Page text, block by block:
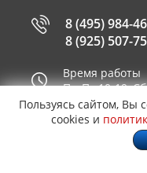
8 (495) 984-
8 (925) 507-
Время работы
Пн-Пт 10-19,
Принимаем к оплате
Пользуясь сайтом, Вы
cookies и